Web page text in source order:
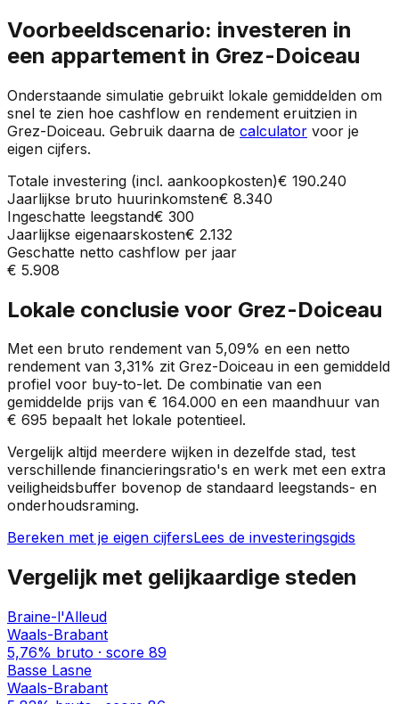
Voorbeeldscenario: investeren in
een appartement in Grez-Doiceau
Onderstaande simulatie gebruikt lokale gemiddelden om
snel te zien hoe cashflow en rendement eruitzien in
Grez-Doiceau. Gebruik daarna de calculator voor je
eigen cijfers.
Totale investering (incl. aankoopkosten)€ 190.240
Jaarlijkse bruto huurinkomsten€ 8.340
Ingeschatte leegstand€ 300
Jaarlijkse eigenaarskosten€ 2.132
Geschatte netto cashflow per jaar
€ 5.908
Lokale conclusie voor Grez-Doiceau
Met een bruto rendement van 5,09% en een netto
rendement van 3,31% zit Grez-Doiceau in een gemiddeld
profiel voor buy-to-let. De combinatie van een
gemiddelde prijs van € 164.000 en een maandhuur van
€ 695 bepaalt het lokale potentieel.
Vergelijk altijd meerdere wijken in dezelfde stad, test
verschillende financieringsratio's en werk met een extra
veiligheidsbuffer bovenop de standaard leegstands- en
onderhoudsraming.
Bereken met je eigen cijfersLees de investeringsgids
Vergelijk met gelijkaardige steden
Braine-l'Alleud
Waals-Brabant
5,76% bruto · score 89
Basse Lasne
Waals-Brabant